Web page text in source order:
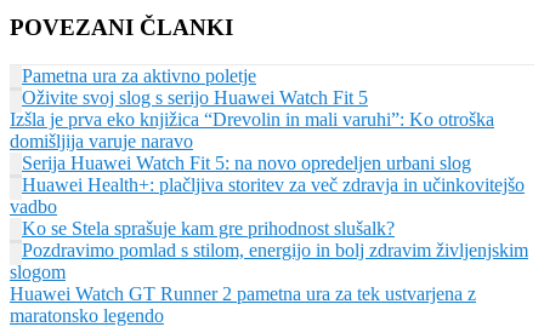
POVEZANI ČLANKI
Pametna ura za aktivno poletje
Oživite svoj slog s serijo Huawei Watch Fit 5
Izšla je prva eko knjižica “Drevolin in mali varuhi”: Ko otroška
domišljija varuje naravo
Serija Huawei Watch Fit 5: na novo opredeljen urbani slog
Huawei Health+: plačljiva storitev za več zdravja in učinkovitejšo
vadbo
Ko se Stela sprašuje kam gre prihodnost slušalk?
Pozdravimo pomlad s stilom, energijo in bolj zdravim življenjskim
slogom
Huawei Watch GT Runner 2 pametna ura za tek ustvarjena z
maratonsko legendo